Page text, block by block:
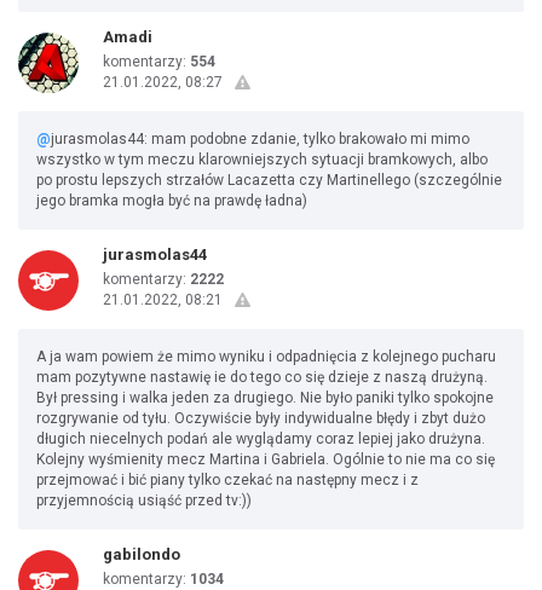
Amadi
komentarzy: 554
21.01.2022, 08:27
@jurasmolas44: mam podobne zdanie, tylko brakowało mi mimo
wszystko w tym meczu klarowniejszych sytuacji bramkowych, albo
po prostu lepszych strzałów Lacazetta czy Martinellego (szczególnie
jego bramka mogła być na prawdę ładna)
jurasmolas44
komentarzy: 2222
21.01.2022, 08:21
A ja wam powiem że mimo wyniku i odpadnięcia z kolejnego pucharu
mam pozytywne nastawię ie do tego co się dzieje z naszą drużyną.
Był pressing i walka jeden za drugiego. Nie było paniki tylko spokojne
rozgrywanie od tyłu. Oczywiście były indywidualne błędy i zbyt dużo
długich niecelnych podań ale wyglądamy coraz lepiej jako drużyna.
Kolejny wyśmienity mecz Martina i Gabriela. Ogólnie to nie ma co się
przejmować i bić piany tylko czekać na następny mecz i z
przyjemnością usiąść przed tv:))
gabilondo
komentarzy: 1034